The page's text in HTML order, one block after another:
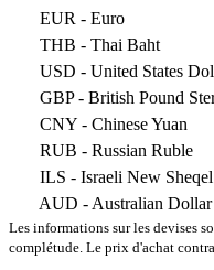
EUR - Euro
THB - Thai Baht
USD - United States
GBP- British Pound
CNY - Chinese Yuan
RUB - Russian Ruble
ILS - Israeli New Sheqel
AUD - Australian Dollar
Les informations sur les devises
complétude. Le prix d'achat